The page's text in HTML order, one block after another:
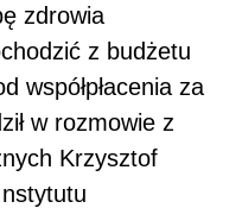
zdrowia
z budżetu
współpłacenia za
w rozmowie z
Krzysztof